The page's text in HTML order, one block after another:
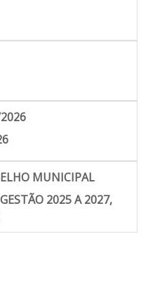
MUNICIPAL
2025 A 2027,